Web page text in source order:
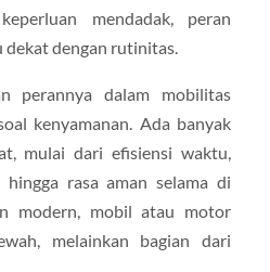
mendadak, peran
dekat dengan rutinitas.
perannya dalam mobilitas
kenyamanan. Ada banyak
mulai dari efisiensi waktu,
rasa aman selama di
modern, mobil atau motor
melainkan bagian dari